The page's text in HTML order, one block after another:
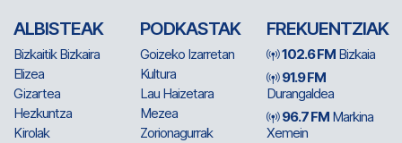
ALBISTEAK
Bizkaitik Bizkaira
Elizea
Gizartea
Hezkuntza
Kirolak
PODKASTAK
Goizeko Izarretan
Kultura
Lau Haizetara
Mezea
Zorionagurrak
FREKUENTZIAK
102.6 FM Bizkaia
91.9 FM
Durangaldea
96.7 FM Markina
Xemein